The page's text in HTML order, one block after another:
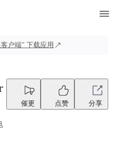
户端” 下载应用
催更 点赞 分享